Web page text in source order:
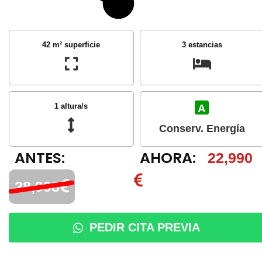
42 m² superficie 3 estancias
1 altura/s A
Conserv. Energía
ANTES:
28,998
AHORA: 22,990
PEDIR CITA PREVIA